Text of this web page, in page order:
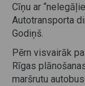
Cīņu ar
Autotransporta
Godiņš.
Pērn visvairāk
Rīgas
maršrutu